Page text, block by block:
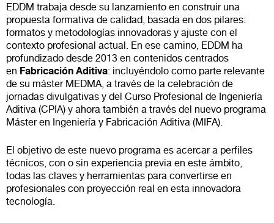
EDDM trabaja desde su lanzamiento en construir una
propuesta formativa de calidad, basada en dos pilares:
formatos y metodologías innovadoras y ajuste con el
contexto profesional actual. En ese camino, EDDM ha
profundizado desde 2013 en contenidos centrados
en Fabricación Aditiva: incluyéndolo como parte relevante
de su máster MEDMA, a través de la celebración de
jornadas divulgativas y del Curso Profesional de Ingeniería
Aditiva (CPIA) y ahora también a través del nuevo programa
Máster en Ingeniería y Fabricación Aditiva (MIFA).
El objetivo de este nuevo programa es acercar a perfiles
técnicos, con o sin experiencia previa en este ámbito,
todas las claves y herramientas para convertirse en
profesionales con proyección real en esta innovadora
tecnología.